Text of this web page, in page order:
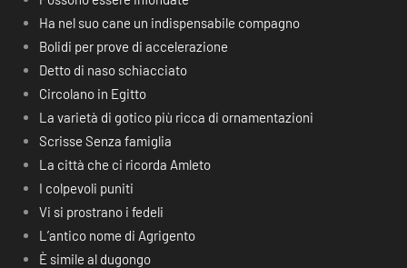
Ha nel suo cane un indispensabile compagno
Bolidi per prove di accelerazione
Detto di naso schiacciato
Circolano in Egitto
La varietà di gotico più ricca di ornamentazioni
Scrisse Senza famiglia
La città che ci ricorda Amleto
I colpevoli puniti
Vi si prostrano i fedeli
L’antico nome di Agrigento
È simile al dugongo